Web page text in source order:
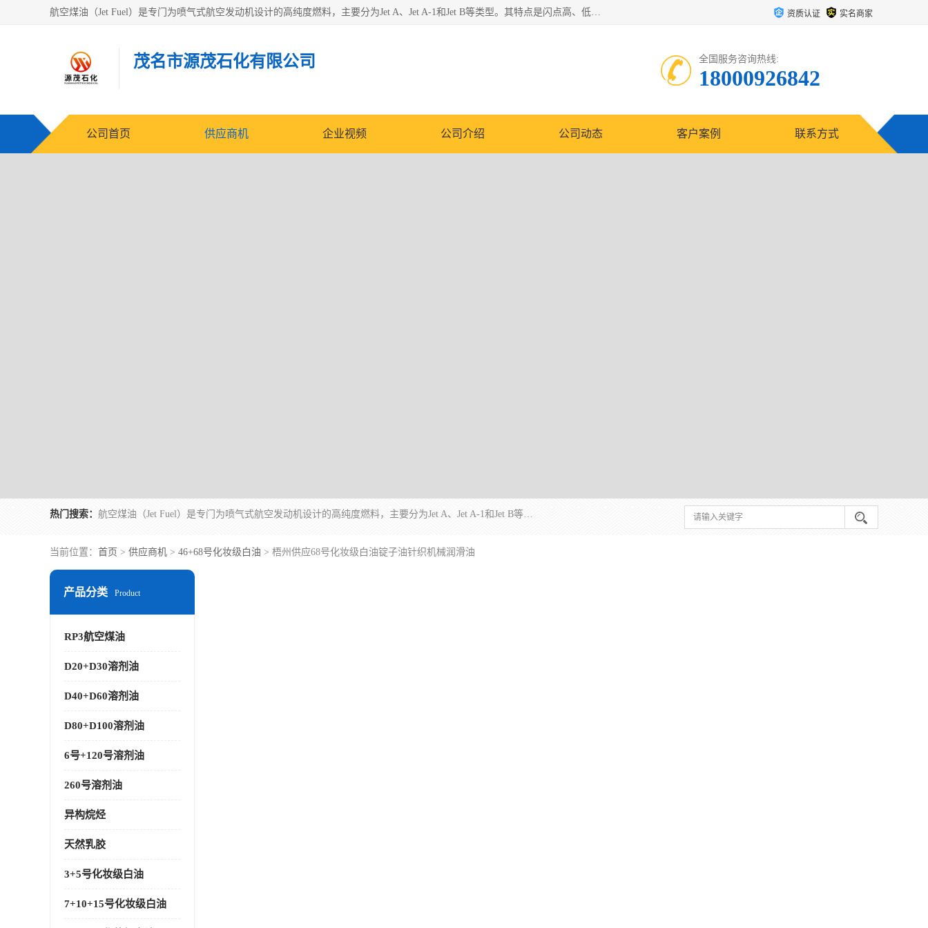
航空煤油（Jet Fuel）是专门为喷气式航空发动机设计的高纯度燃料，主要分为Jet A、Jet A-1和Jet B等类型。其特点是闪点高、低温流动性好，并添加了抗静电剂和抗氧化剂以确保飞行安全。航空煤油需 资质认证 实名商家
茂名市源茂石化有限公司 全国服务咨询热线:
18000926842
公司首页 供应商机 企业视频 公司介绍 公司动态 客户案例 联系方式
热门搜索： 航空煤油（Jet Fuel）是专门为喷气式航空发动机设计的高纯度燃料，主要分为Jet A、Jet A-1和Jet B等类型。其特点是闪点高、低温流动性好，并添加了抗静电剂和抗氧化剂以确保飞行安全。航空煤油需
当前位置： 首页 > 供应商机 > 46+68号化妆级白油 > 梧州供应68号化妆级白油锭子油针织机械润滑油
产品分类 Product
RP3航空煤油
D20+D30溶剂油
D40+D60溶剂油
D80+D100溶剂油
6号+120号溶剂油
260号溶剂油
异构烷烃
天然乳胶
3+5号化妆级白油
7+10+15号化妆级白油